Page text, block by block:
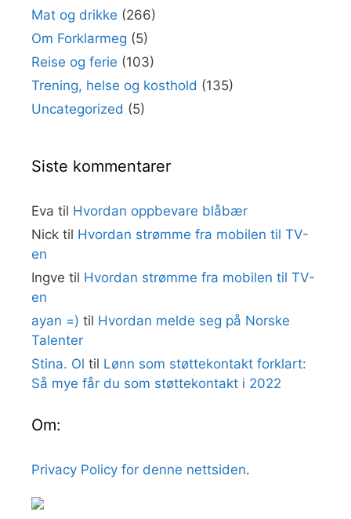
Mat og drikke (266)
Om Forklarmeg (5)
Reise og ferie (103)
Trening, helse og kosthold (135)
Uncategorized (5)
Siste kommentarer
Eva til Hvordan oppbevare blåbær
Nick til Hvordan strømme fra mobilen til TV-
en
Ingve til Hvordan strømme fra mobilen til TV-
en
ayan =) til Hvordan melde seg på Norske
Talenter
Stina. Ol til Lønn som støttekontakt forklart:
Så mye får du som støttekontakt i 2022
Om:
Privacy Policy for denne nettsiden.